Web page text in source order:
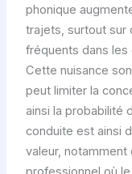
phonique
trajets, surtout sur
fréquents dans
Cette nuisance
peut limiter la
ainsi la probabilité
conduite est ainsi
valeur, notamment